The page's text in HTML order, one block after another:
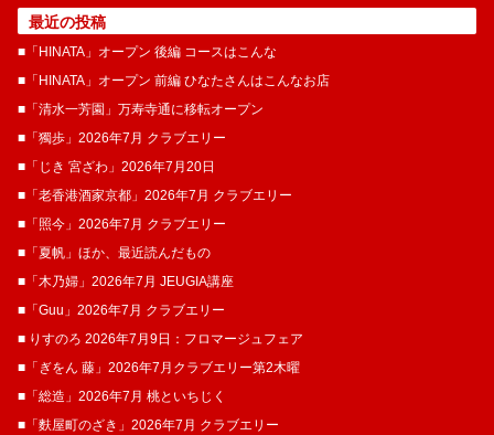
最近の投稿
■「HINATA」オープン 後編 コースはこんな
■「HINATA」オープン 前編 ひなたさんはこんなお店
■「清水一芳園」万寿寺通に移転オープン
■「獨歩」2026年7月 クラブエリー
■「じき 宮ざわ」2026年7月20日
■「老香港酒家京都」2026年7月 クラブエリー
■「照今」2026年7月 クラブエリー
■「夏帆」ほか、最近読んだもの
■「木乃婦」2026年7月 JEUGIA講座
■「Guu」2026年7月 クラブエリー
■ りすのろ 2026年7月9日：フロマージュフェア
■「ぎをん 藤」2026年7月クラブエリー第2木曜
■「総造」2026年7月 桃といちじく
■「麩屋町のざき」2026年7月 クラブエリー